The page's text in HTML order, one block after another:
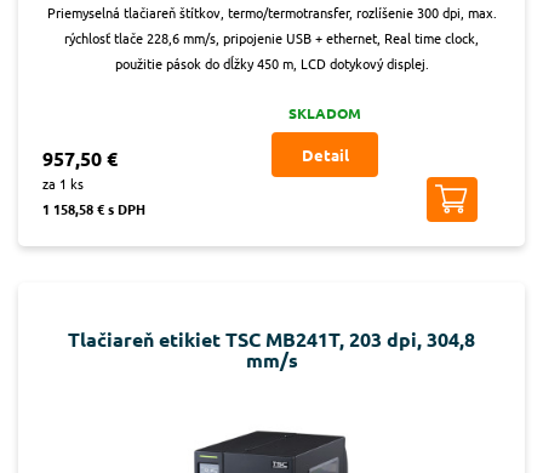
Priemyselná tlačiareň štítkov, termo/termotransfer, rozlíšenie 300 dpi, max.
rýchlosť tlače 228,6 mm/s, pripojenie USB + ethernet, Real time clock,
použitie pások do dĺžky 450 m, LCD dotykový displej.
957,50 €
za 1 ks
1 158,58 € s DPH
SKLADOM
Detail
Tlačiareň etikiet TSC MB241T, 203 dpi, 304,8
mm/s